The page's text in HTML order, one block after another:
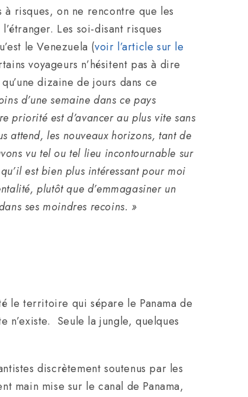
risques, on ne rencontre que les
Les soi-disant risques
le Venezuela (voir l’article sur le
voyageurs n’hésitent pas à dire
dizaine de jours dans ce
d’une semaine dans ce pays
priorité est d’avancer au plus vite sans
attend, les nouveaux horizons, tant de
vu tel ou tel lieu incontournable sur
est bien plus intéressant pour moi
plutôt que d’emmagasiner un
ses moindres recoins. »
le territoire qui sépare le Panama de
n’existe. Seule la jungle, quelques
discrètement soutenus par les
main mise sur le canal de Panama,